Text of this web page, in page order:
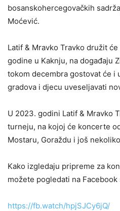
bosanskohercegovačkih
Moćević.
Latif & Mravko Travko družit
godine u Kaknju, na događaju
tokom decembra gostovat će i
gradova i djecu uveseljavati
U 2023. godini Latif & Mravko
turneju, na kojoj će koncerte
Mostaru, Goraždu i još
Kako izgledaju pripreme za
možete pogledati na Facebook
https://fb.watch/hpjSJCy6jQ/